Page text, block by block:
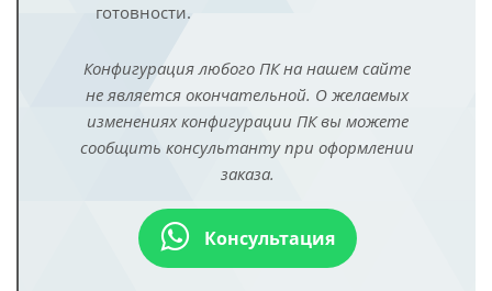
готовности.
Конфигурация любого ПК на нашем сайте
не является окончательной. О желаемых
изменениях конфигурации ПК вы можете
сообщить консультанту при оформлении
заказа.
Консультация